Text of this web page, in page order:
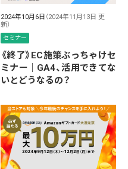
2024年10月6日 （2024年11月13日 更
新）
セミナー
《終了》EC施策ぶっちゃけセ
ミナー｜GA4、活用できてな
いとどうなるの？